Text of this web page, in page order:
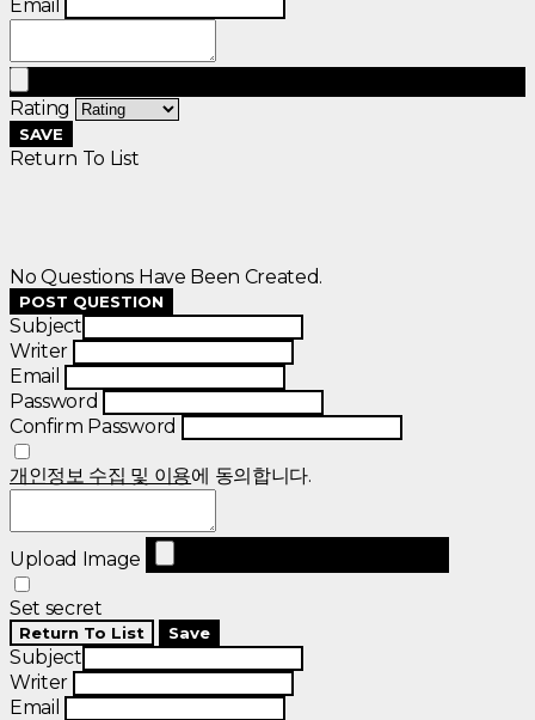
Email
Rating
SAVE
Return To List
No Questions Have Been Created.
POST QUESTION
Subject
Writer
Email
Password
Confirm Password
개인정보 수집 및 이용에 동의합니다.
Upload Image
Set secret
Return To List Save
Subject
Writer
Email